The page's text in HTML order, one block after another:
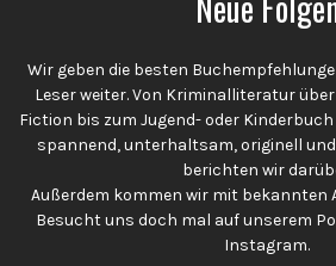
Wir geben die besten
Leser weiter. Von Kriminalliteratur
Fiction bis zum Jugend- oder
spannend, unterhaltsam, originell
berichten wir
Außerdem kommen wir mit bekannten
Besucht uns doch mal auf unserem
Instagram.